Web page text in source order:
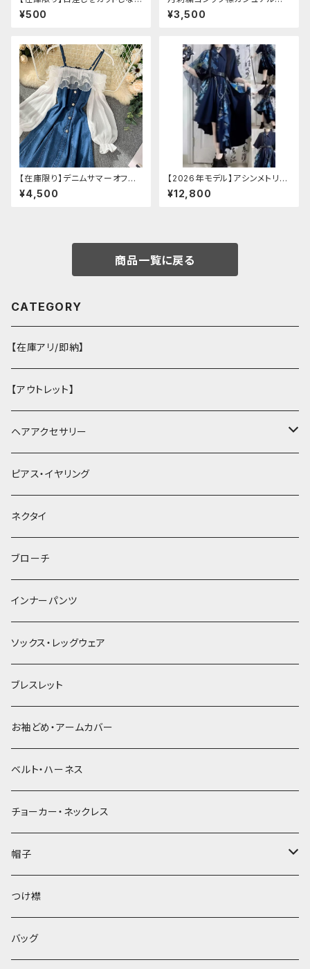
がら手元もオシャレに♪ UVア
ームカバー ブラック レース
¥500
ウス(長袖)
¥3,500
【在庫限り】デニムサマーオフシ
ョルダーワンピース（ミニ丈
¥4,500
【2026年モデル】アシンメトリー
チャイナ改良ドレス
¥12,800
商品一覧に戻る
CATEGORY
【在庫アリ/即納】
【アウトレット】
ヘアアクセサリー
ヘアクリップ
ヘッドドレス・カチューシャ
ヘアゴム
簪
ピアス・イヤリング
ネクタイ
ブローチ
インナーパンツ
ソックス・レッグウェア
ブレスレット
お袖どめ・アームカバー
ベルト・ハーネス
チョーカー・ネックレス
帽子
ベレー帽
つけ襟
バッグ